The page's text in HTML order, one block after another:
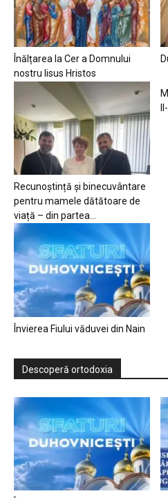
Înălțarea la Cer a Domnului
nostru Iisus Hristos
Recunoștință și binecuvântare
pentru mamele dătătoare de
viață – din partea...
Învierea Fiului văduvei din Nain
Descoperă ortodoxia